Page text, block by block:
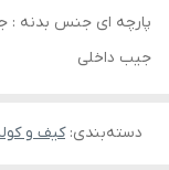
پارچه ای جنس بدنه :
جیب داخلی
دسته‌بندی:کیف و